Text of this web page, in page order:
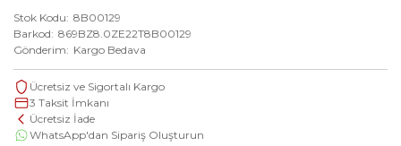
Stok Kodu 8B00129
Barkod 869BZ8.0ZE22T8B00129
Gönderim
Kargo Bedava
Ücretsiz ve Sigortalı Kargo
3 Taksit İmkanı
Ücretsiz İade
WhatsApp'dan Sipariş Oluşturun